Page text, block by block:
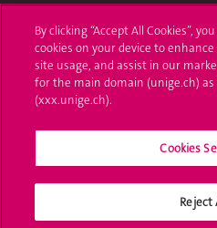
UNIGE Mobile
Médias
Offres d'emploi
Bibliothèque
By clicking “Accept All Cookies”,
cookies on your device to
site usage, and assist in our
for the main domain (unige.ch)
(xxx.unige.ch).
Cookies
Reject